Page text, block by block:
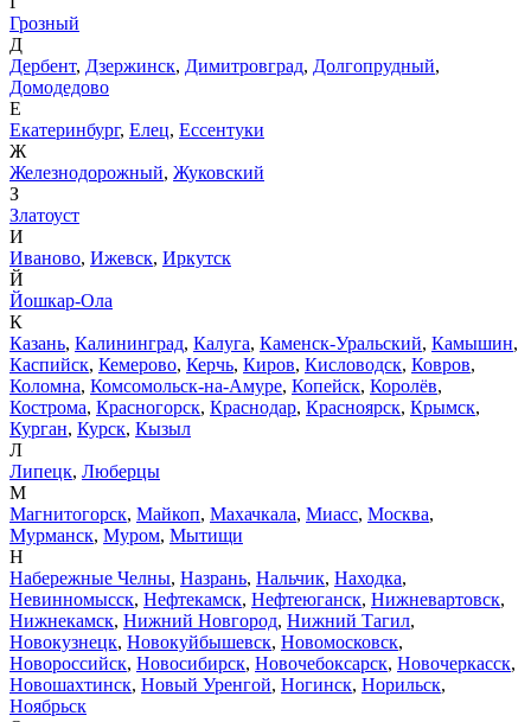
Грозный
Д
Дербент, Дзержинск, Димитровград, Долгопрудный,
Домодедово
Е
Екатеринбург, Елец, Ессентуки
Ж
Железнодорожный, Жуковский
З
Златоуст
И
Иваново, Ижевск, Иркутск
Й
Йошкар-Ола
К
Казань, Калининград, Калуга, Каменск-Уральский, Камышин,
Каспийск, Кемерово, Керчь, Киров, Кисловодск, Ковров,
Коломна, Комсомольск-на-Амуре, Копейск, Королёв,
Кострома, Красногорск, Краснодар, Красноярск, Крымск,
Курган, Курск, Кызыл
Л
Липецк, Люберцы
М
Магнитогорск, Майкоп, Махачкала, Миасс, Москва,
Мурманск, Муром, Мытищи
Н
Набережные Челны, Назрань, Нальчик, Находка,
Невинномысск, Нефтекамск, Нефтеюганск, Нижневартовск,
Нижнекамск, Нижний Новгород, Нижний Тагил,
Новокузнецк, Новокуйбышевск, Новомосковск,
Новороссийск, Новосибирск, Новочебоксарск, Новочеркасск,
Новошахтинск, Новый Уренгой, Ногинск, Норильск,
Ноябрьск